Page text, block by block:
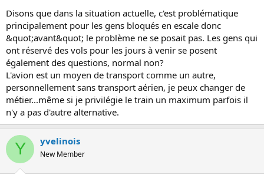
Disons que dans la situation actuelle, c'est problématique
principalement pour les gens bloqués en escale donc
&quot;avant&quot; le problème ne se posait pas. Les gens qui
ont réservé des vols pour les jours à venir se posent
également des questions, normal non?
L'avion est un moyen de transport comme un autre,
personnellement sans transport aérien, je peux changer de
métier...même si je privilégie le train un maximum parfois il
n'y a pas d'autre alternative.
Y yvelinois
New Member